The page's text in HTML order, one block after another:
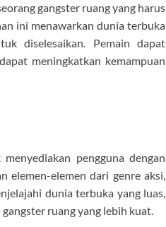
gangster ruang yang harus
ini menawarkan dunia terbuka
diselesaikan. Pemain dapat
meningkatkan kemampuan
pengguna dengan
elemen-elemen dari genre aksi,
dunia terbuka yang luas,
ruang yang lebih kuat.